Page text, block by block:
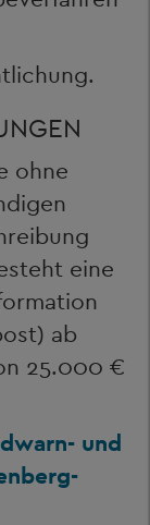
ohne
eine
ab
25.000 €
und